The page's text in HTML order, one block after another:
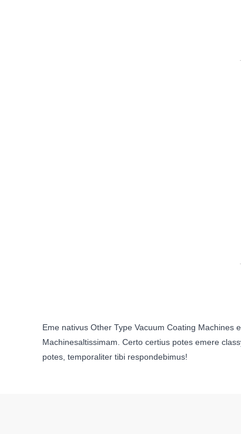
Eme nativus Other Type Vacuum Coating Machines
Machinesaltissimam. Certo certius potes emere
potes, temporaliter tibi respondebimus!